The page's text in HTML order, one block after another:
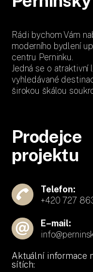
Rádi bychom Vám
moderního bydlení
centru Perninku.
Jedná se o
vyhledávané
širokou škálou
Prodejce
projektu
Telefon:
+420 727
E–mail:
Aktuální informace
sítích: